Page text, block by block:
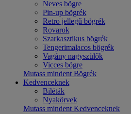
Neves bögre
Pin-up bögrék
Retro jellegű bögrék
Rovarok
Szarkasztikus bögrék
Tengerimalacos bögrék
Vagány nagyszülők
Vicces bögre
Mutass mindent Bögrék
Kedvenceknek
Biléták
Nyakörvek
Mutass mindent Kedvenceknek